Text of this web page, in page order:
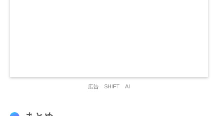
広告 SHIFT AI